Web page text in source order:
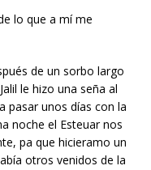
lo que a mí me
de un sorbo largo
le hizo una seña al
pasar unos días con la
noche el Esteuar nos
pa que hicieramo un
otros venidos de la